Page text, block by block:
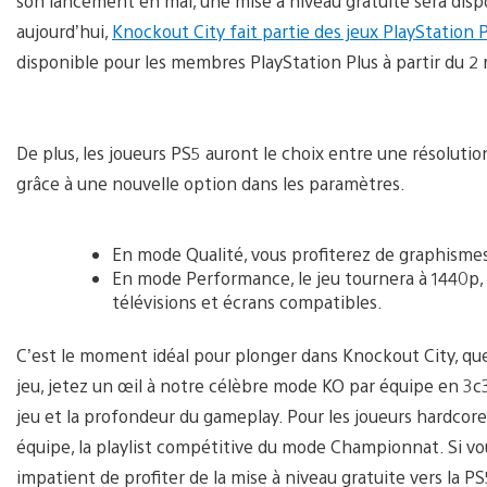
aujourd’hui, Knockout City fait partie des jeux PlayStation
disponible pour les membres PlayStation Plus à partir du 2
De plus, les joueurs PS5 auront le choix entre une
grâce à une nouvelle option dans les paramètres.
En mode Qualité, vous profiterez de
En mode Performance, le jeu tournera à
télévisions et écrans compatibles.
C’est le moment idéal pour plonger dans Knockout City,
jeu, jetez un œil à notre célèbre mode KO par équipe en
jeu et la profondeur du gameplay. Pour les joueurs
équipe, la playlist compétitive du mode Championnat. Si
impatient de profiter de la mise à niveau gratuite vers la